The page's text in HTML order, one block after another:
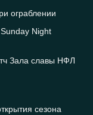
ограблении
Night
Зала славы НФЛ
сезона